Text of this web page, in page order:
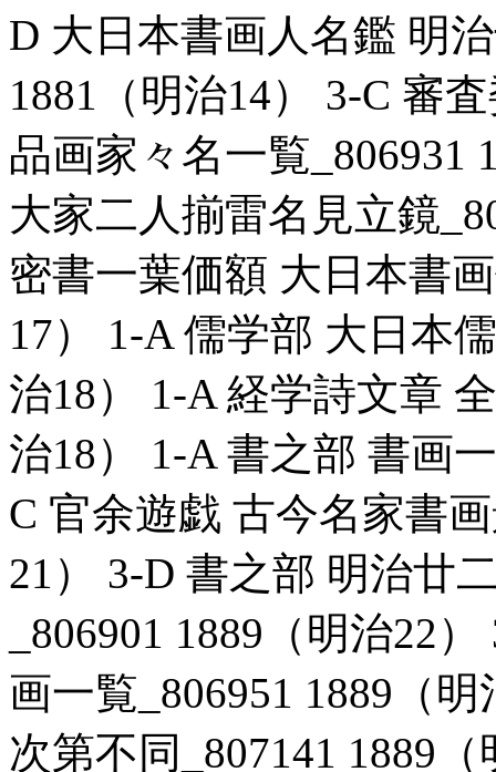
D 大日本書画人名鑑 明
1881（明治14） 3-C 審
品画家々名一覧_806931
大家二人揃雷名見立鏡
密書一葉価額 大日本書
17） 1-A 儒学部 大日本
治18） 1-A 経学詩文章
治18） 1-A 書之部 書画
C 官余遊戯 古今名家書
21） 3-D 書之部 明治廿
_806901 1889（明治22
画一覧_806951 1889（
次第不同_807141 1889